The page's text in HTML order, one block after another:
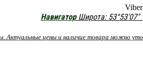
Viber
НавигаторШирота: 53°53'07"
Актуальные цены и наличие товара можно